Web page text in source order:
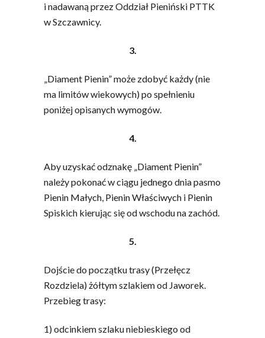
i nadawaną przez Oddział Pieniński PTTK
w Szczawnicy.
3.
„Diament Pienin” może zdobyć każdy (nie
ma limitów wiekowych) po spełnieniu
poniżej opisanych wymogów.
4.
Aby uzyskać odznakę „Diament Pienin”
należy pokonać w ciągu jednego dnia pasmo
Pienin Małych, Pienin Właściwych i Pienin
Spiskich kierując się od wschodu na zachód.
5.
Dojście do początku trasy (Przełęcz
Rozdziela) żółtym szlakiem od Jaworek.
Przebieg trasy:
1) odcinkiem szlaku niebieskiego od